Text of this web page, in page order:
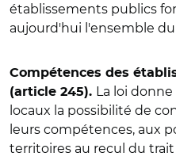
établissements publics
aujourd'hui l'ensemble du
Compétences des
(article 245). La loi
locaux la possibilité de
leurs compétences, aux
territoires au recul du